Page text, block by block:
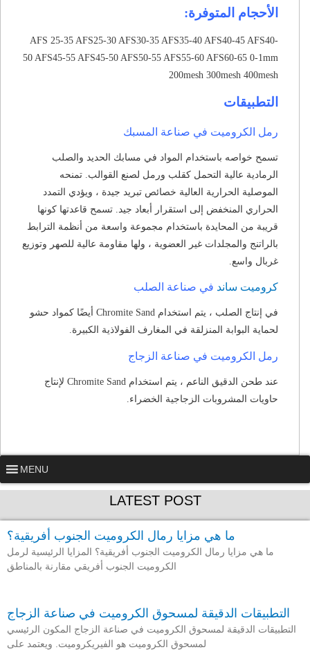
الأحجام المتوفرة:
AFS 25-35 AFS25-30 AFS30-35 AFS35-40 AFS40-45 AFS40-
50 AFS45-55 AFS45-50 AFS50-55 AFS55-60 AFS60-65 0-1mm
200mesh 300mesh 400mesh
التطبيقات
رمل الكروميت في صناعة المسبك
تسمح خواصه باستخدام المواد في مسابك الحديد والصلب
الرمادية عالية التحمل كقلب ورمل لصنع القوالب. تمنحه
الموصلية الحرارية العالية خصائص تبريد جيدة ، ويؤدي التمدد
الحراري المنخفض إلى استقرار أبعاد جيد. تسمح قاعدتها كونها
قريبة من المحايدة باستخدام مجموعة واسعة من أنظمة الترابط
بالراتنج والمجلدات غير العضوية ، ولها مقاومة عالية للصهر وتوزيع
غربال واسع.
كروميت ساند في صناعة الصلب
في إنتاج الصلب ، يتم استخدام Chromite Sand أيضًا كمواد حشو
لحماية البوابة المنزلقة في المغارف الفولاذية الكبيرة.
رمل الكروميت في صناعة الزجاج
عند طحن الدقيق الناعم ، يتم استخدام Chromite Sand لإنتاج
حاويات المشروبات الزجاجية الخضراء.
MENU
LATEST POST
ما هي مزايا رمال الكروميت الجنوب أفريقية؟
ما هي مزايا رمال الكروميت الجنوب أفريقية؟ المزايا الرئيسية لرمل
الكروميت الجنوب أفريقي مقارنة بالمناطق
التطبيقات الدقيقة لمسحوق الكروميت في صناعة الزجاج
التطبيقات الدقيقة لمسحوق الكروميت في صناعة الزجاج المكون الرئيسي
لمسحوق الكروميت هو الفيريكروميت. ويعتمد على